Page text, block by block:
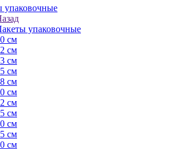
упаковочные
упаковочные
см
см
см
см
см
см
см
см
см
см
см